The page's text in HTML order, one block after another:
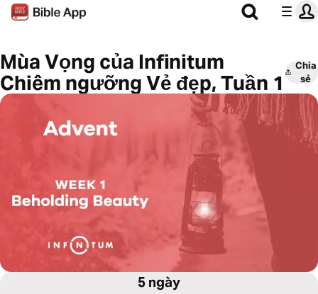
Mùa Vọng của Infinitum
Chiêm ngưỡng Vẻ đẹp, Tuần 1
Chia
sẻ
5 ngày